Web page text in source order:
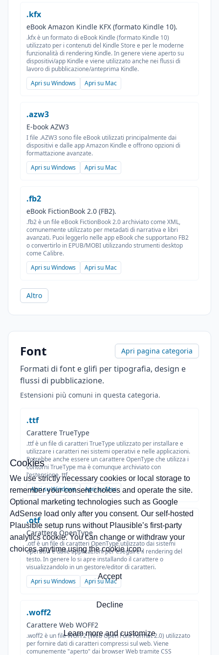
.kfx
eBook Amazon Kindle KFX (formato Kindle 10).
.kfx è un formato di eBook Kindle (formato Kindle 10)
utilizzato per i contenuti del Kindle Store e per le moderne
funzionalità di rendering Kindle. In genere viene aperto su
dispositivi/app Kindle e viene utilizzato anche nei flussi di
lavoro di pubblicazione/anteprima Kindle.
Apri su Windows
Apri su Mac
.azw3
E-book AZW3
I file .AZW3 sono file eBook utilizzati principalmente dai
dispositivi e dalle app Amazon Kindle e offrono opzioni di
formattazione avanzate.
Apri su Windows
Apri su Mac
.fb2
eBook FictionBook 2.0 (FB2).
.fb2 è un file eBook FictionBook 2.0 archiviato come XML,
comunemente utilizzato per metadati di narrativa e libri
avanzati. Puoi leggerlo nelle app eBook che supportano FB2
o convertirlo in EPUB/MOBI utilizzando strumenti desktop
come Calibre.
Apri su Windows
Apri su Mac
Altro
Font Apri pagina categoria
Formati di font e glifi per tipografia, design e
flussi di pubblicazione.
Estensioni più comuni in questa categoria.
.ttf
Carattere TrueType
.ttf è un file di caratteri TrueType utilizzato per installare e
utilizzare i caratteri nei sistemi operativi e nelle applicazioni.
Potrebbe anche essere un carattere OpenType che utilizza i
contorni TrueType ma è comunque archiviato con
l'estensione .ttf.
Apri su Windows
Apri su Mac
.otf
Carattere OpenType
.otf è un file di caratteri OpenType utilizzato dai sistemi
operativi e dalle applicazioni per eseguire il rendering del
testo. In genere lo si apre installando il carattere o
visualizzandolo in un gestore/editor di caratteri.
Apri su Windows
Apri su Mac
.woff2
Carattere Web WOFF2
.woff2 è un file WOFF2 (Web Open Font Format 2.0) utilizzato
per fornire dati di caratteri compressi sul web. Viene
comunemente "aperto" dai browser Web tramite CSS
Cookies
We use strictly necessary cookies or local storage to
remember your consent choices and operate the site.
Optional marketing technologies such as Google
AdSense load only after you consent. Our self-hosted
Plausible setup runs without Plausible’s first-party
analytics cookie. You can change or withdraw your
choices anytime using the cookie icon.
Accept
Decline
Learn more and customize